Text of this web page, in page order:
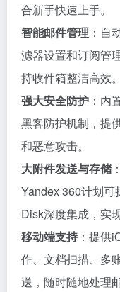
合新手快速上手。
智能邮件管理 ：自
滤器设置和订阅管
持收件箱整洁高效。
强大安全防护 ：内
黑客防护机制，提
和恶意攻击。
大附件发送与存储
Yandex 360计划
Disk深度集成，实
移动端支持 ：提供
作、文档扫描、多
送，随时随地处理邮